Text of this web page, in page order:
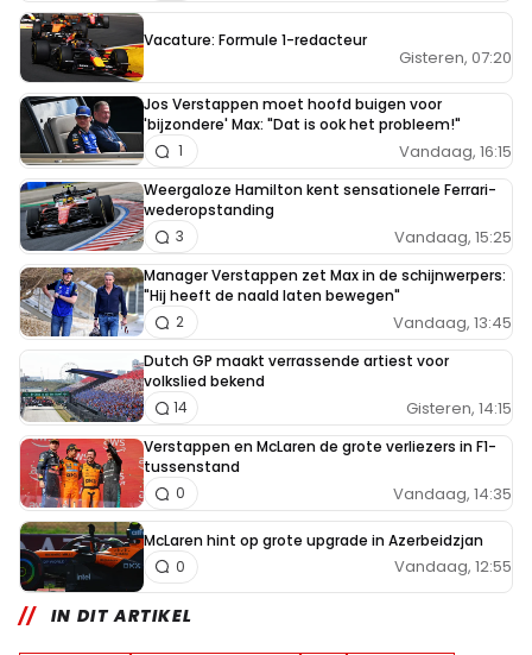
Vacature: Formule 1-redacteur
Gisteren, 07:20
Jos Verstappen moet hoofd buigen voor
'bijzondere' Max: "Dat is ook het probleem!"
Vandaag, 16:15
1
Weergaloze Hamilton kent sensationele Ferrari-
wederopstanding
Vandaag, 15:25
3
Manager Verstappen zet Max in de schijnwerpers:
"Hij heeft de naald laten bewegen"
Vandaag, 13:45
2
Dutch GP maakt verrassende artiest voor
volkslied bekend
Gisteren, 14:15
14
Verstappen en McLaren de grote verliezers in F1-
tussenstand
Vandaag, 14:35
0
McLaren hint op grote upgrade in Azerbeidzjan
Vandaag, 12:55
0
IN DIT ARTIKEL